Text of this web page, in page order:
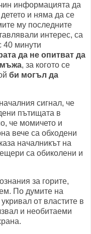
информацията да
и няма да се
му последните
интерес, са
40 минути
да не опитват да
мъжа, за когото се
би могъл да
сигнал, че
пътищата в
че момичето и
вече са обходени
началникът на
са обиколени и
за горите,
По думите на
от властите в
и необитаеми